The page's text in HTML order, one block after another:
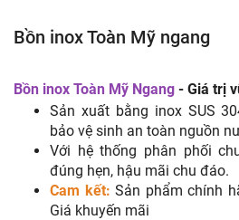
Bồn inox Toàn Mỹ ngang
Bồn inox Toàn Mỹ Ngang - Giá trị
Sản xuất bằng inox SUS
bảo vệ sinh an toàn nguồn
Với hệ thống phân phối
đúng hẹn, hậu mãi chu đáo.
Cam kết: Sản phẩm chính
Giá khuyến mãi